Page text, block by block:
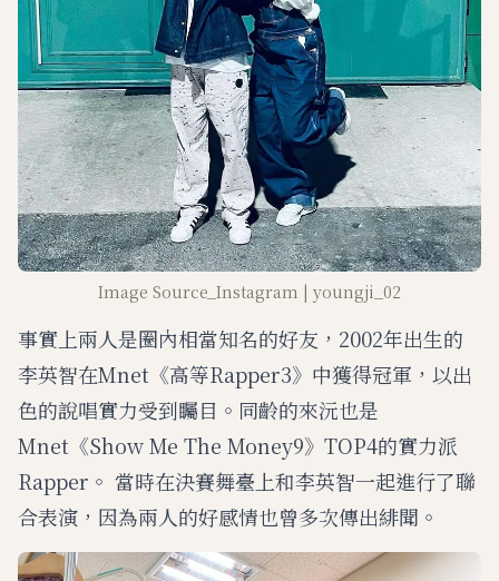
Image Source_Instagram | youngji_02
事實上兩人是圈內相當知名的好友，2002年出生的
李英智在Mnet《高等Rapper3》中獲得冠軍，以出
色的說唱實力受到矚目。同齡的來沅也是
Mnet《Show Me The Money9》TOP4的實力派
Rapper。 當時在決賽舞臺上和李英智一起進行了聯
合表演，因為兩人的好感情也曾多次傳出緋聞。